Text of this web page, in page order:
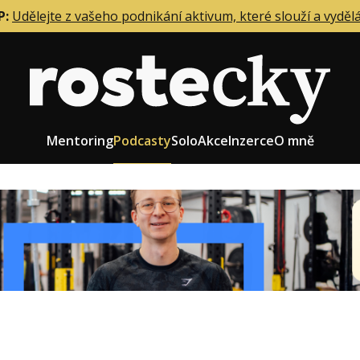
Udělejte z vašeho podnikání aktivum, které slouží a
MentoringPodcastySoloAkceInzerceO mně
firmy
zaměstnanců
Role zakladatele/CEO
Růst firmy